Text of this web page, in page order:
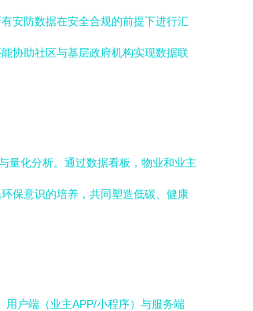
安防数据在安全合规的前提下进行汇
协助社区与基层政府机构实现数据联
量化分析。通过数据看板，物业和业主
保意识的培养，共同塑造低碳、健康
用户端（业主APP/小程序）与服务端